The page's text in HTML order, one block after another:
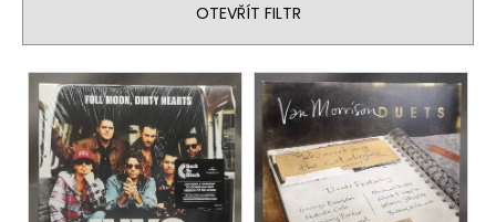
r
o
d
u
OTEVŘÍT FILTR
V
p
s
e
n
a
j
t